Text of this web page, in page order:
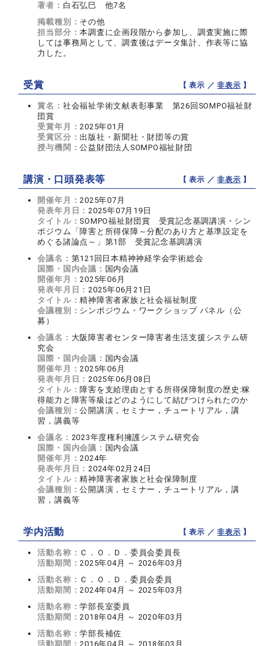
著者： 白石弘巳 他7名
掲載種別： その他
担当部分：本調査に企画段階から参加し、調査実施に際
しては事務局として、調査後はデータ集計、作表等に協
力した。
受賞 【 表示 ／非表示 】
賞名： 社会福祉学術文献表彰事業 第26回SOMPO福祉財
団賞
受賞年月：2025年01月
受賞区分：出版社・新聞社・財団等の賞
授与機関：公益財団法人SOMPO福祉財団
講演・口頭発表等 【 表示 ／非表示 】
開催年月：2025年07月
発表年月日：2025年07月19日
タイトル： SOMPO福祉財団賞 受賞記念基調講演・シン
ポジウム「障害と所得保障～分配のあり方と基準設定を
めぐる諸論点～」第1部 受賞記念基調講演
会議名： 第121回日本精神神経学会学術総会
国際・国内会議： 国内会議
開催年月：2025年06月
発表年月日：2025年06月21日
タイトル：精神障害者家族と社会福祉制度
会議種別： シンポジウム・ワークショップ パネル（公
募）
会議名： 大阪障害者センター障害者生活支援システム研
究会
国際・国内会議： 国内会議
開催年月：2025年06月
発表年月日：2025年06月08日
タイトル： 障害を支給理由とする所得保障制度の歴史:稼
得能力と障害等級はどのようにして結びつけられたのか
会議種別：公開講演，セミナー，チュートリアル，講
習，講義等
会議名： 2023年度権利擁護システム研究会
国際・国内会議： 国内会議
開催年月：2024年
発表年月日：2024年02月24日
タイトル：精神障害者家族と社会保障制度
会議種別：公開講演，セミナー，チュートリアル，講
習，講義等
学内活動 【 表示 ／非表示 】
活動名称： Ｃ．Ｏ．Ｄ．委員会委員長
活動期間：2025年04月 ～ 2026年03月
活動名称： Ｃ．Ｏ．Ｄ．委員会委員
活動期間：2024年04月 ～ 2025年03月
活動名称：学部長室委員
活動期間：2018年04月 ～ 2020年03月
活動名称：学部長補佐
活動期間： 2016年04月 ～ 2018年03月